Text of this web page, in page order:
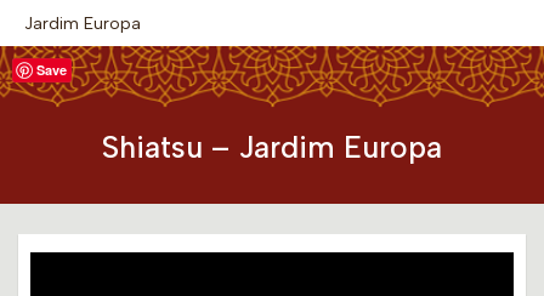
Jardim Europa
Shiatsu – Jardim Europa
Save